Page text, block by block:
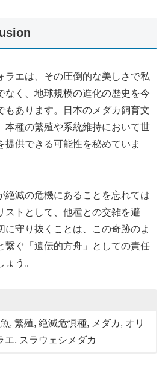
ラエは、その圧倒的な美しさで私
なく、地球規模の進化の歴史を今
もあります。日本のメダカ飼育文
本種の繁殖や系統維持において世
提供できる可能性を秘めていま
絶滅の危機にあることを忘れては
ストとして、他種との交雑を避
に守り抜くことは、この奇跡のよ
繋ぐ「遺伝的方舟」としての責任
う。
, 繁殖, 絶滅危惧種, メダカ, オリ
エ, スラウェシメダカ